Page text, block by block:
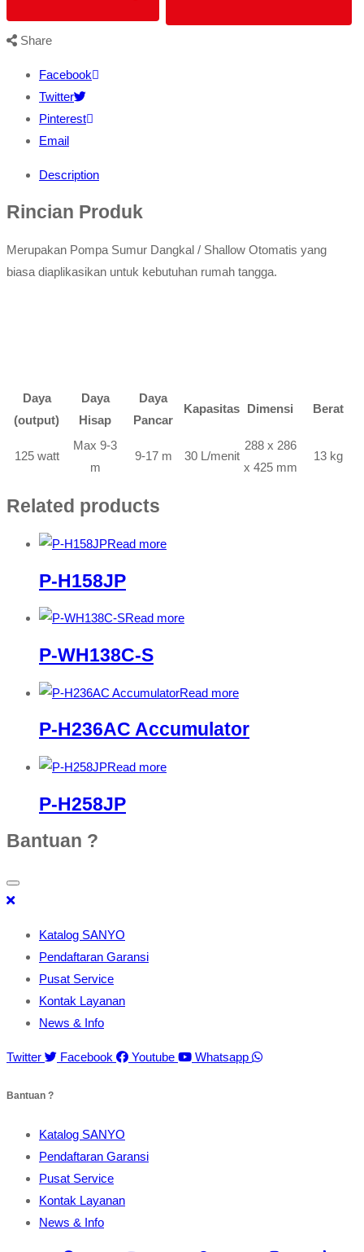
Share
Facebook
Twitter
Pinterest
Email
Description
Rincian Produk
Merupakan Pompa Sumur Dangkal / Shallow Otomatis yang
biasa diaplikasikan untuk kebutuhan rumah tangga.
Daya
(output)
Daya
Hisap
Daya
Pancar
Kapasitas Dimensi Berat
125 watt
Max 9-3
m
9-17 m 30 L/menit
288 x 286
x 425 mm
13 kg
Related products
Read more
P-H158JP
Read more
P-WH138C-S
Read more
P-H236AC Accumulator
Read more
P-H258JP
Bantuan ?
Katalog SANYO
Pendaftaran Garansi
Pusat Service
Kontak Layanan
News & Info
Twitter Facebook Youtube Whatsapp
Bantuan ?
Katalog SANYO
Pendaftaran Garansi
Pusat Service
Kontak Layanan
News & Info